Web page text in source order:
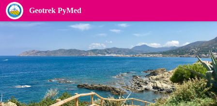
Geotrek PyMed
(E12 - GR 92) Llançà -Port de la Selva